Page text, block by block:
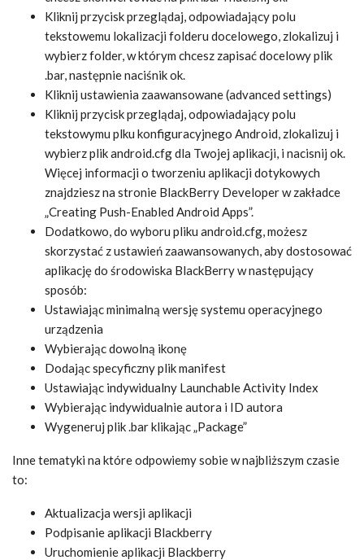
Kliknij przycisk przeglądaj, odpowiadający polu
tekstowemu lokalizacji folderu docelowego, zlokalizuj i
wybierz folder, w którym chcesz zapisać docelowy plik
.bar, następnie naciśnik ok.
Kliknij ustawienia zaawansowane (advanced settings)
Kliknij przycisk przeglądaj, odpowiadający polu
tekstowymu plku konfiguracyjnego Android, zlokalizuj i
wybierz plik android.cfg dla Twojej aplikacji, i nacisnij ok.
Więcej informacji o tworzeniu aplikacji dotykowych
znajdziesz na stronie BlackBerry Developer w zakładce
„Creating Push-Enabled Android Apps”.
Dodatkowo, do wyboru pliku android.cfg, możesz
skorzystać z ustawień zaawansowanych, aby dostosować
aplikację do środowiska BlackBerry w następujący
sposób:
Ustawiając minimalną wersję systemu operacyjnego
urządzenia
Wybierając dowolną ikonę
Dodając specyficzny plik manifest
Ustawiając indywidualny Launchable Activity Index
Wybierając indywidualnie autora i ID autora
Wygeneruj plik .bar klikając „Package”
Inne tematyki na które odpowiemy sobie w najbliższym czasie
to:
Aktualizacja wersji aplikacji
Podpisanie aplikacji Blackberry
Uruchomienie aplikacji Blackberry